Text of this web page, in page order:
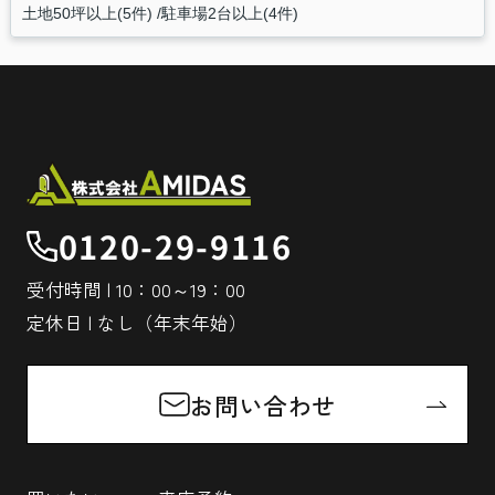
土地50坪以上(5件) 駐車場2台以上(4件)
0120-29-9116
受付時間 | 10：00～19：00
定休日 | なし（年末年始）
お問い合わせ